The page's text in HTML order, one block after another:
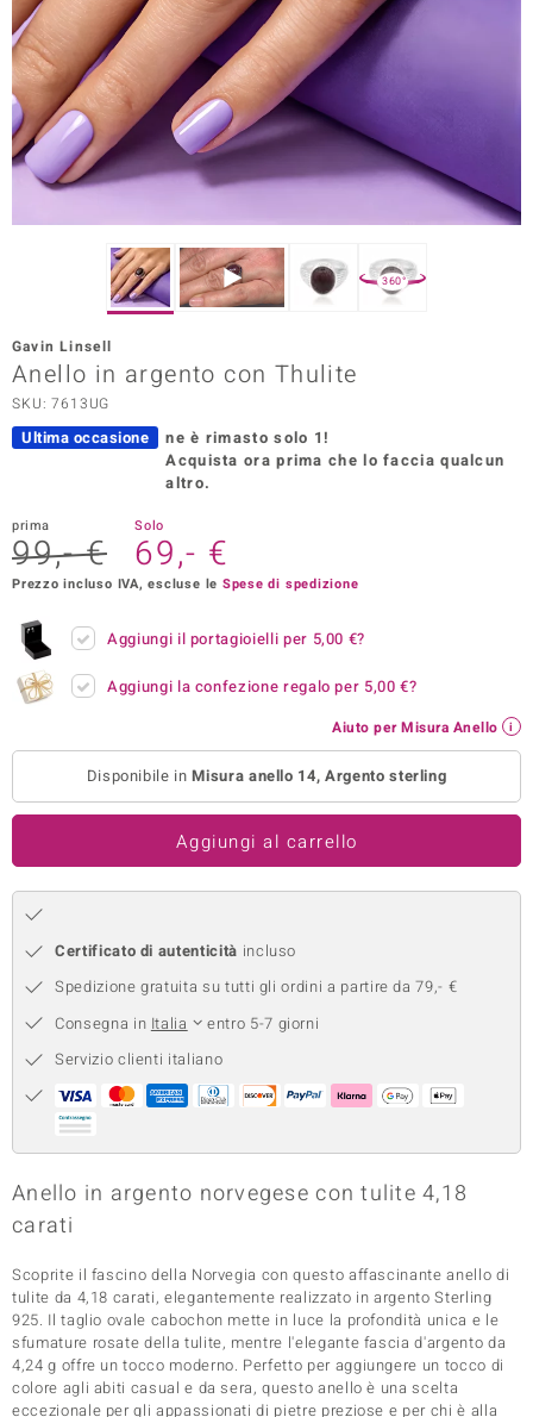
Designs
SELECTION
Paraíso
Collection
by de Melo
Classics
360°
Gavin Linsell
Anello in argento con Thulite
SKU: 7613UG
Ultima occasione
ne è rimasto solo 1!
Acquista ora prima che lo faccia qualcun
altro.
prima
99,- €
Solo
69,- €
Prezzo incluso IVA, escluse le Spese di spedizione
Aggiungi il portagioielli per 5,00 €?
Aggiungi la confezione regalo per 5,00 €?
Aiuto per Misura Anello
Disponibile inMisura anello 14, Argento sterling
Aggiungi al carrello
Certificato di autenticità incluso
Spedizione gratuita su tutti gli ordini a partire da 79,- €
Consegna in Italia
entro 5-7 giorni
Servizio clienti italiano
Anello in argento norvegese con tulite 4,18
carati
Scoprite il fascino della Norvegia con questo affascinante anello di
tulite da 4,18 carati, elegantemente realizzato in argento Sterling
925. Il taglio ovale cabochon mette in luce la profondità unica e le
sfumature rosate della tulite, mentre l'elegante fascia d'argento da
4,24 g offre un tocco moderno. Perfetto per aggiungere un tocco di
colore agli abiti casual e da sera, questo anello è una scelta
eccezionale per gli appassionati di pietre preziose e per chi è alla